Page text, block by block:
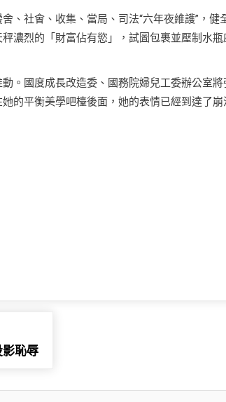
、社會、收集、當局、司法“六年夜維護”，健
濃烈的「財富佔有慾」，試圖包裹並壓制水
。國度成長改造委、國務院婦兒工委辦公室
的平衡美學吧檯後面，她的表情已經到達了崩
恥辱